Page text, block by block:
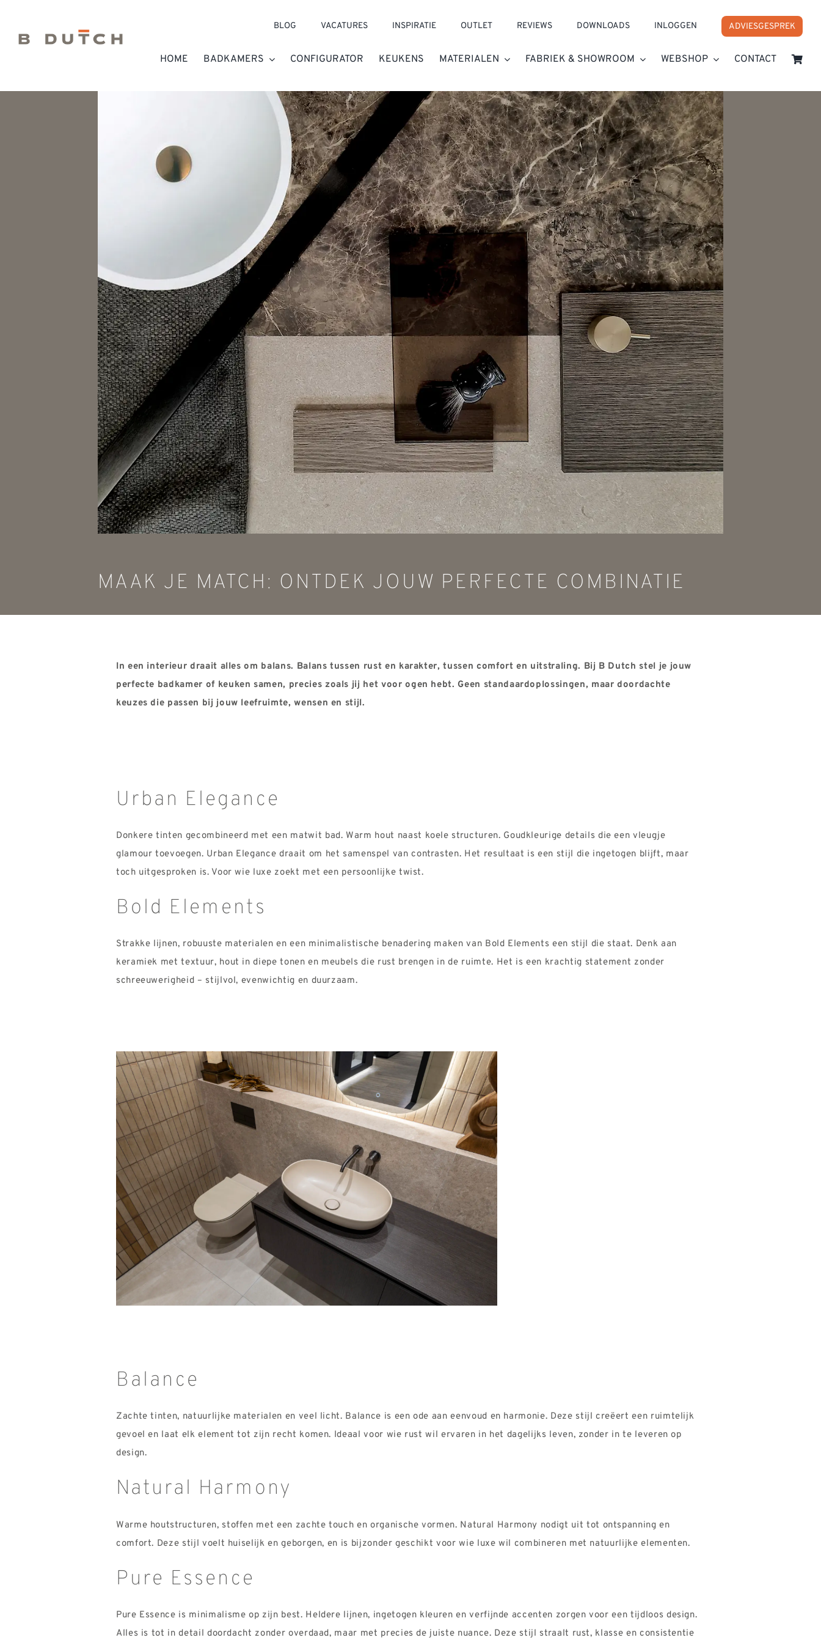
inhoud
BLOG VACATURES INSPIRATIE OUTLET REVIEWS DOWNLOADS INLOGGEN ADVIESGESPREK
HOME BADKAMERS CONFIGURATOR KEUKENS MATERIALEN FABRIEK & SHOWROOM WEBSHOP CONTACT
MAAK JE MATCH: ONTDEK JOUW PERFECTE COMBINATIE
In een interieur draait alles om balans. Balans tussen rust en karakter, tussen comforten uitstraling. Bij B Dutch stel je jouw
perfecte badkamer of keuken samen, precies zoals jij het voor ogen hebt. Geen standaardoplossingen, maar doordachte
keuzes die passen bij jouw leefruimte, wensen en stijl.
Urban Elegance
Donkere tinten gecombineerd met een matwit bad. Warm hout naast koele structuren. Goudkleurige details die een vleugje
glamour toevoegen. Urban Elegance draait om het samenspel van contrasten. Het resultaat is een stijl die ingetogen blijft, maar
toch uitgesproken is. Voor wie luxe zoekt met een persoonlijke twist.
Bold Elements
Strakke lijnen, robuuste materialen en een minimalistische benadering maken van Bold Elements een stijl die staat. Denk aan
keramiek met textuur, hout in diepe tonen en meubels die rust brengen in de ruimte. Het is een krachtig statement zonder
schreeuwerigheid – stijlvol, evenwichtig en duurzaam.
Balance
Zachte tinten, natuurlijke materialen en veel licht. Balance is een ode aan eenvoud en harmonie. Deze stijl creëert een ruimtelijk
gevoel en laat elk element tot zijn recht komen. Ideaal voor wie rust wil ervaren in het dagelijks leven, zonder in te leveren op
design.
Natural Harmony
Warme houtstructuren, stoffen met een zachte touch en organische vormen. Natural Harmony nodigt uit tot ontspanning en
comfort. Deze stijl voelt huiselijk en geborgen, en is bijzonder geschikt voor wie luxe wil combineren met natuurlijke elementen.
Pure Essence
Pure Essence is minimalisme op zijn best. Heldere lijnen, ingetogen kleuren enverfijnde accenten zorgen voor een tijdloos design.
Alles is tot in detail doordacht zonder overdaad, maar met precies de juiste nuance. Deze stijl straalt rust, klasse en consistentie